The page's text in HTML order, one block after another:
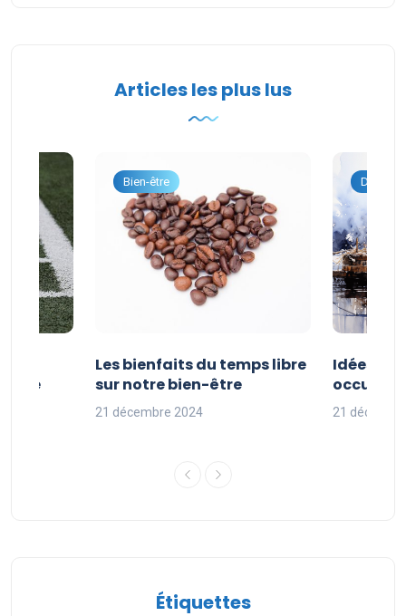
Articles les plus lus
faire
Bien-être
Les bienfaits du temps libre
sur notre bien-être
21 décembre 2024
Idées
occuper
21
Étiquettes